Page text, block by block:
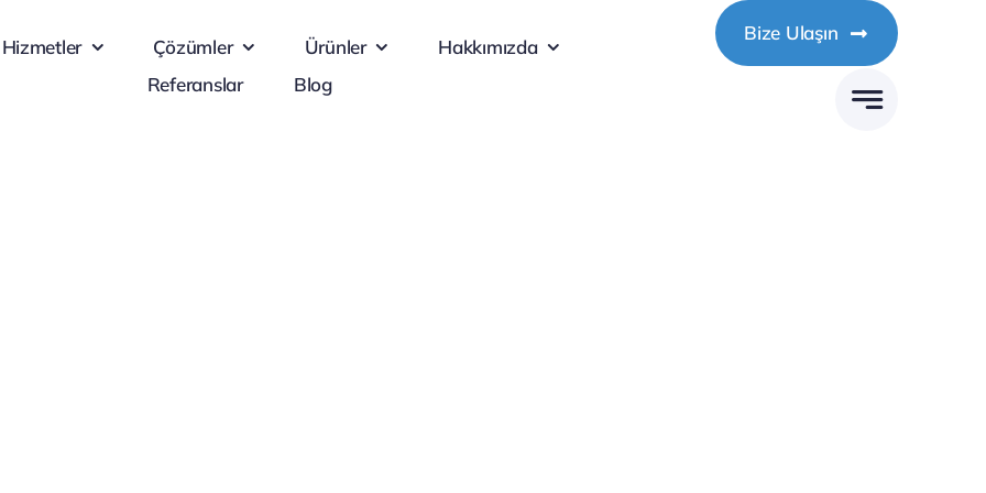
Hizmetler Çözümler Ürünler
Hakkımızda
Referanslar
Blog
Bize Ulaşın